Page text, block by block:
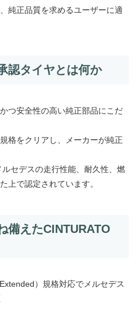
純正品質を求めるユーザーに適
認タイヤとは何か
つ安全性の高い純正部品にこだ
格をクリアし、メーカーが純正
セデスの走行性能、耐久性、燃
上で認定されています。
備えたCINTURATO
）規格対応でメルセデス